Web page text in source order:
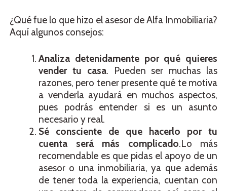
¿Qué fue lo que hizo el asesor de Alfa Inmobiliaria?
Aquí algunos consejos:
Analiza detenidamente por qué quieres
vender tu casa. Pueden ser muchas las
razones, pero tener presente qué te motiva
a venderla ayudará en muchos aspectos,
pues podrás entender si es un asunto
necesario y real.
Sé consciente de que hacerlo por tu
cuenta será más complicado.Lo más
recomendable es que pidas el apoyo de un
asesor o una inmobiliaria, ya que además
de tener toda la experiencia, cuentan con